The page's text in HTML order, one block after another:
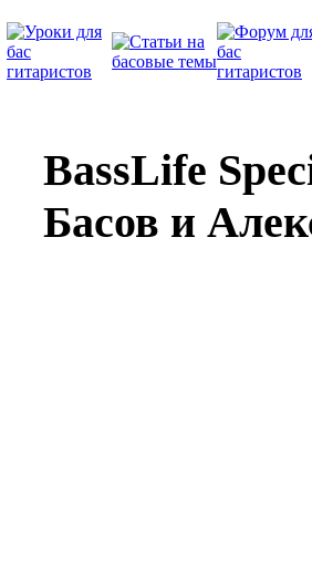
BassLife
Басов и